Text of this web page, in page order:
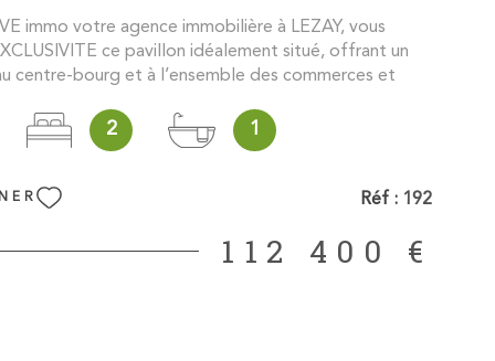
immo votre agence immobilière à LEZAY, vous
ce pavillon idéalement situé, offrant un
centre-bourg et à l’ensemble des commerces et
fleuriste, médecins, dentistes, pharmacies ainsi que les
cette maison sur sous-sol semi-enterré. À
jolie cuisine équipée, d'un séjour lumineux,de
les bricoleurs avec un espace garage atelier et
2 1
Réf : 192
112 400 €